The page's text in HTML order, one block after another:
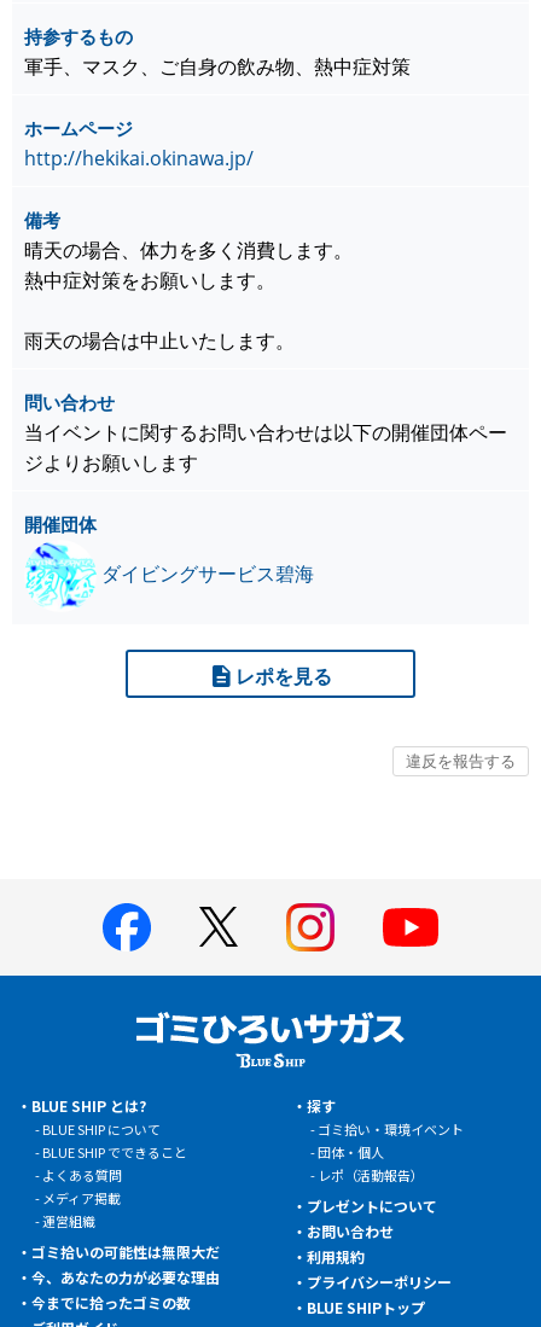
持参するもの
軍手、マスク、ご自身の飲み物、熱中症対策
ホームページ
http://hekikai.okinawa.jp/
備考
晴天の場合、体力を多く消費します。
熱中症対策をお願いします。
雨天の場合は中止いたします。
問い合わせ
当イベントに関するお問い合わせは以下の開催団体ペー
ジよりお願いします
開催団体
ダイビングサービス碧海
レポを見る
BLUE SHIP とは?
BLUE SHIP について
BLUE SHIP でできること
よくある質問
メディア掲載
運営組織
ゴミ拾いの可能性は無限大だ
今、あなたの力が必要な理由
今までに拾ったゴミの数
探す
ゴミ拾い・環境イベント
団体・個人
レポ（活動報告）
プレゼントについて
お問い合わせ
利用規約
プライバシーポリシー
BLUE SHIPトップ